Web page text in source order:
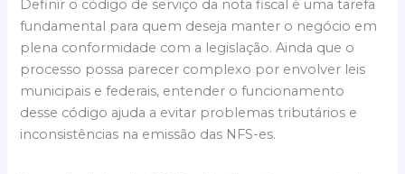
Definir o código de serviço da nota fiscal é uma tarefa
fundamental para quem deseja manter o negócio em
plena conformidade com a legislação. Ainda que o
processo possa parecer complexo por envolver leis
municipais e federais, entender o funcionamento
desse código ajuda a evitar problemas tributários e
inconsistências na emissão das NFS-es.